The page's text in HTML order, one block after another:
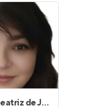
Cristina Beatriz de Jesus Oliveira Palacio